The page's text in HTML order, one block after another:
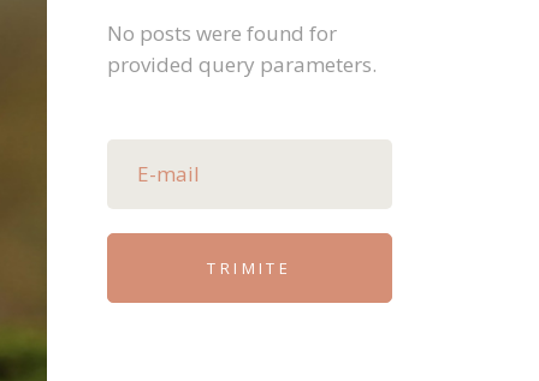
No posts were found for
provided query parameters.
TRIMITE